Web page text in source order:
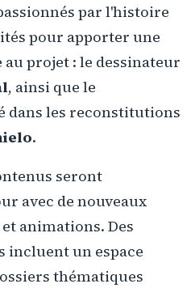
par l'histoire
pour apporter une
projet : le dessinateur
, ainsi que le
dans les reconstitutions
.
seront
avec de nouveaux
animations. Des
un espace
thématiques